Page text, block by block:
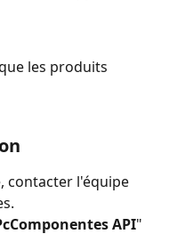
les produits
contacter l'équipe
API"